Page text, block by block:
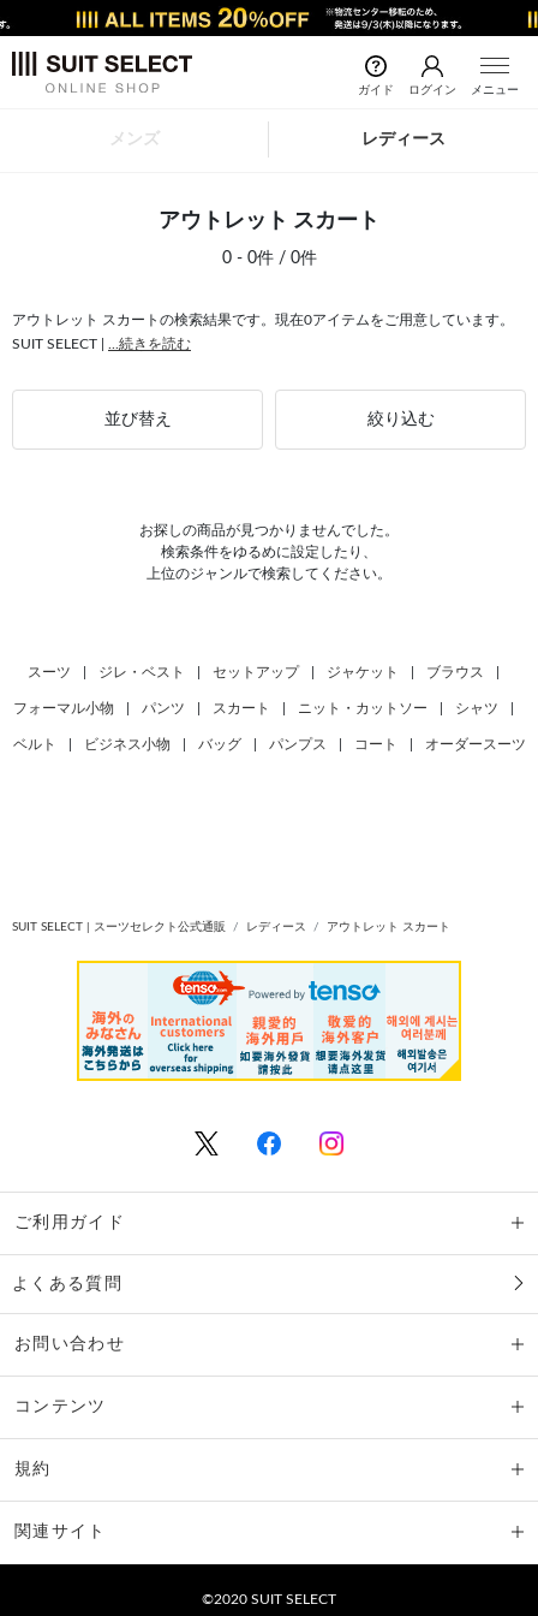
ガイド ログイン メニュー
メンズ レディース
アウトレット スカート
0 - 0件 / 0件
アウトレット スカートの検索結果です。現在0アイテムをご用意しています。
SUIT SELECT |
...続きを読む
並び替え 絞り込む
お探しの商品が見つかりませんでした。
検索条件をゆるめに設定したり、
上位のジャンルで検索してください。
スーツ ジレ・ベスト セットアップ ジャケット ブラウス
フォーマル小物 パンツ スカート ニット・カットソー シャツ
ベルト ビジネス小物 バッグ パンプス コート オーダースーツ
SUIT SELECT | スーツセレクト公式通販 レディース アウトレット スカート
ご利用ガイド
よくある質問
お問い合わせ
コンテンツ
規約
関連サイト
©2020 SUIT SELECT